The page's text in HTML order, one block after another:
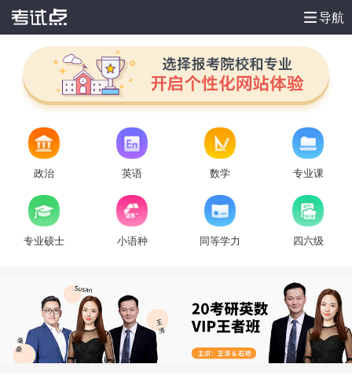
导航
政治 英语 数学 专业课
专业硕士 小语种 同等学力 四六级